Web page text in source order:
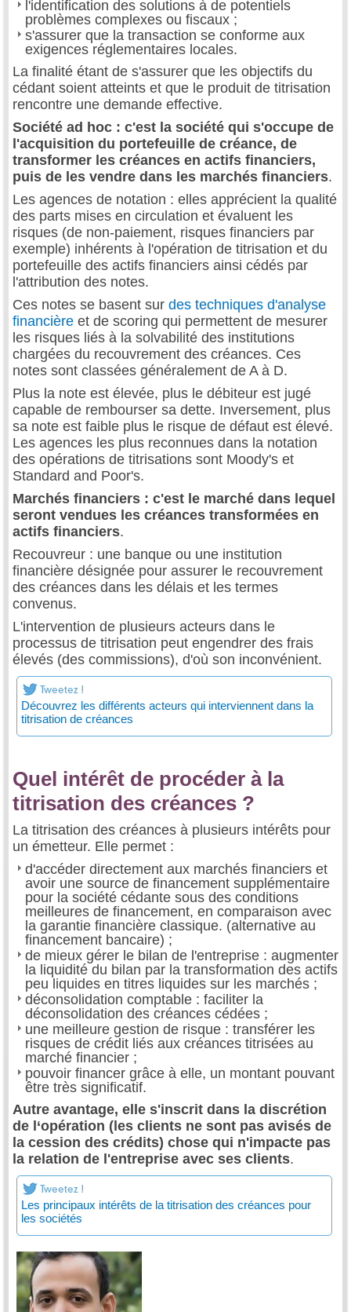
l'identification des solutions à de potentiels
problèmes complexes ou fiscaux ;
s'assurer que la transaction se conforme aux
exigences réglementaires locales.
La finalité étant de s'assurer que les objectifs du
cédant soient atteints et que le produit de titrisation
rencontre une demande effective.
Société ad hoc : c'est la société qui s'occupe de
l'acquisition du portefeuille de créance, de
transformer les créances en actifs financiers,
puis de les vendre dans les marchés financiers.
Les agences de notation : elles apprécient la qualité
des parts mises en circulation et évaluent les
risques (de non-paiement, risques financiers par
exemple) inhérents à l'opération de titrisation et du
portefeuille des actifs financiers ainsi cédés par
l'attribution des notes.
Ces notes se basent sur des techniques d'analyse
financière et de scoring qui permettent de mesurer
les risques liés à la solvabilité des institutions
chargées du recouvrement des créances. Ces
notes sont classées généralement de A à D.
Plus la note est élevée, plus le débiteur est jugé
capable de rembourser sa dette. Inversement, plus
sa note est faible plus le risque de défaut est élevé.
Les agences les plus reconnues dans la notation
des opérations de titrisations sont Moody's et
Standard and Poor's.
Marchés financiers : c'est le marché dans lequel
seront vendues les créances transformées en
actifs financiers.
Recouvreur : une banque ou une institution
financière désignée pour assurer le recouvrement
des créances dans les délais et les termes
convenus.
L'intervention de plusieurs acteurs dans le
processus de titrisation peut engendrer des frais
élevés (des commissions), d'où son inconvénient.
Découvrez les différents acteurs qui interviennent dans la
titrisation de créances
Quel intérêt de procéder à la
titrisation des créances ?
La titrisation des créances à plusieurs intérêts pour
un émetteur. Elle permet :
d'accéder directement aux marchés financiers et
avoir une source de financement supplémentaire
pour la société cédante sous des conditions
meilleures de financement, en comparaison avec
la garantie financière classique. (alternative au
financement bancaire) ;
de mieux gérer le bilan de l'entreprise : augmenter
la liquidité du bilan par la transformation des actifs
peu liquides en titres liquides sur les marchés ;
déconsolidation comptable : faciliter la
déconsolidation des créances cédées ;
une meilleure gestion de risque : transférer les
risques de crédit liés aux créances titrisées au
marché financier ;
pouvoir financer grâce à elle, un montant pouvant
être très significatif.
Autre avantage, elle s'inscrit dans la discrétion
de l‘opération (les clients ne sont pas avisés de
la cession des crédits) chose qui n'impacte pas
la relation de l'entreprise avec ses clients.
Les principaux intérêts de la titrisation des créances pour
les sociétés